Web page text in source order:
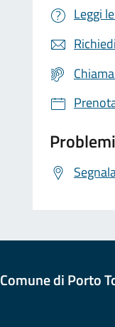
Leggi
Comune di Porto